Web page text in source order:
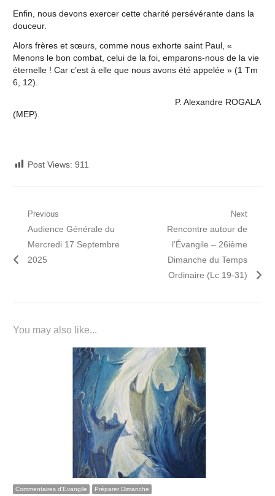
Enfin, nous devons exercer cette charité persévérante dans la
douceur.
Alors frères et sœurs, comme nous exhorte saint Paul, «
Menons le bon combat, celui de la foi, emparons-nous de la vie
éternelle ! Car c’est à elle que nous avons été appelée » (1 Tm
6, 12).
P. Alexandre ROGALA
(MEP).
Post Views: 911
Navigation
l’article
Previous
Previous
post:
Audience Générale du
Mercredi 17 Septembre
2025
Next
Next
post:
Rencontre autour de
l’Évangile – 26ième
Dimanche du Temps
Ordinaire (Lc 19-31)
You may also like...
Commentaires d'Evangile Préparer Dimanche